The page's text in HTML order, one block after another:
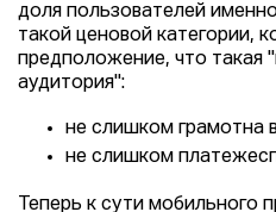
доля пользователей
такой ценовой категории,
предположение, что такая
аудитория":
не слишком грамотна
не слишком
Теперь к сути мобильного